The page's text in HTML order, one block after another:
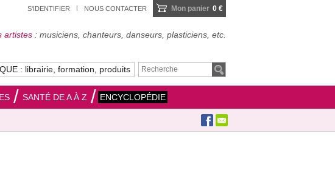
S'IDENTIFIER NOUS CONTACTER Mon panier 0 €
artistes : musiciens, chanteurs, danseurs, plasticiens, etc.
: librairie, formation, produits
SANTÉ DE A À Z ENCYCLOPÉDIE